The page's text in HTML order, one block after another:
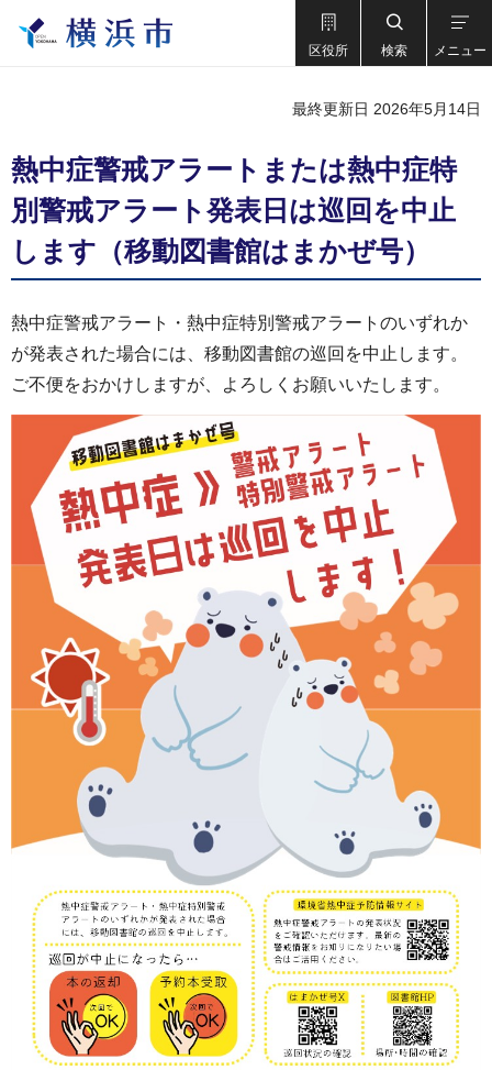
区役所 検索 メニュー
最終更新日 2026年5月14日
熱中症警戒アラートまたは熱中症特
別警戒アラート発表日は巡回を中止
します（移動図書館はまかぜ号）
熱中症警戒アラート・熱中症特別警戒アラートのいずれか
が発表された場合には、移動図書館の巡回を中止します。
ご不便をおかけしますが、よろしくお願いいたします。